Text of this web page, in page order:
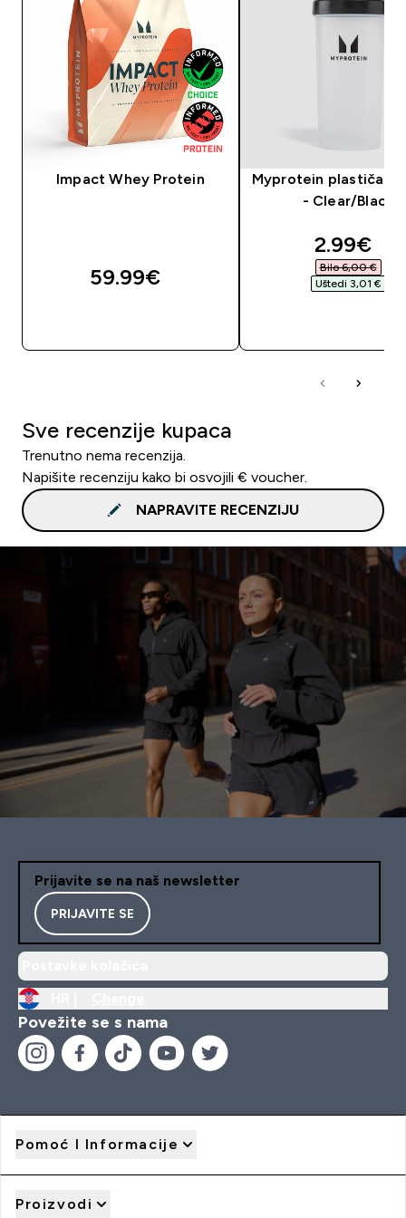
Impact Whey Protein
59.99€‎
Myprotein plastičan
- Clear/Black
2.99€‎
Bilo 6,00 €‎
Uštedi 3,01 €‎
Sve recenzije kupaca
Trenutno nema recenzija.
Napišite recenziju kako bi osvojili € voucher.
NAPRAVITE RECENZIJU
Prijavite se na naš newsletter
PRIJAVITE SE
Povežite se s nama
Pomoć I Informacije
Proizvodi